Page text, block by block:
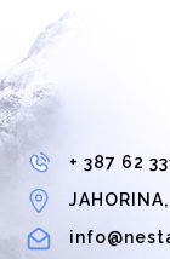
+ 387 62